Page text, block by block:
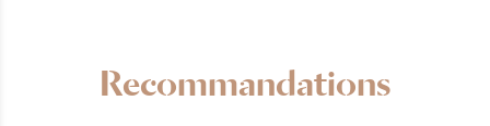
Recommandations